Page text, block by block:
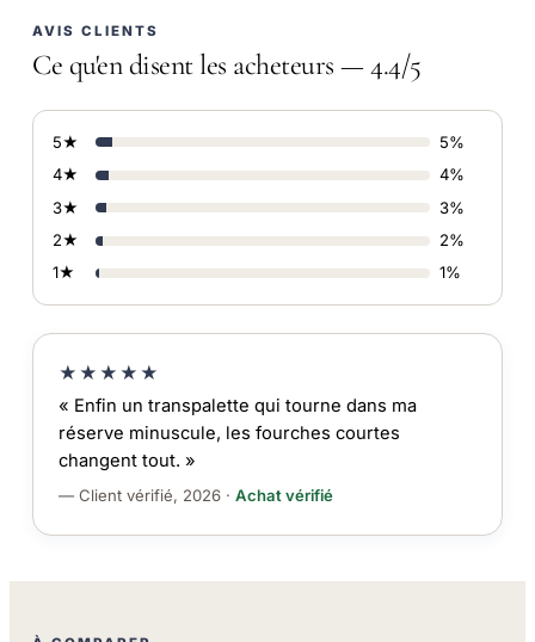
AVIS CLIENTS
Ce qu'en disent les acheteurs — 4.4/5
5★
5%
4★
4%
3★
3%
2★
2%
1★
1%
★★★★★
« Enfin un transpalette qui tourne dans ma
réserve minuscule, les fourches courtes
changent tout. »
— Client vérifié, 2026 · Achat vérifié